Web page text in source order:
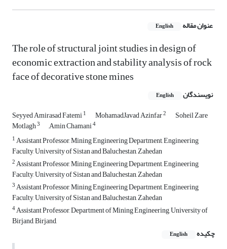
عنوان مقاله English
The role of structural joint studies in design of
economic extraction and stability analysis of rock
face of decorative stone mines
نویسندگان English
Seyyed Amirasad Fatemi1 MohamadJavad Azinfar2 Soheil Zare
Motlagh3 َAmin Chamani4
1Assistant Professor, Mining Engineering Department, Engineering
Faculty, University of Sistan and Baluchestan, Zahedan
2Assistant Professor, Mining Engineering Department, Engineering
Faculty, University of Sistan and Baluchestan, Zahedan
3Assistant Professor, Mining Engineering Department, Engineering
Faculty, University of Sistan and Baluchestan, Zahedan
4Assistant Professor, Department of Mining Engineering, University of
Birjand, Birjand,
چکیده
English